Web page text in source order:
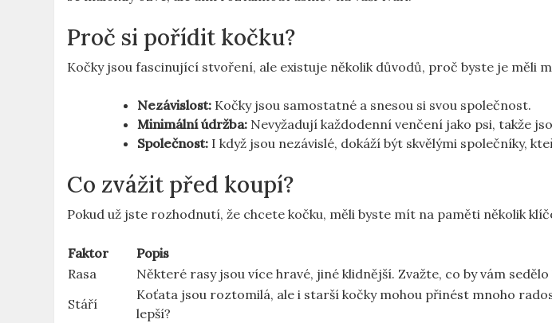
Proč si pořídit kočku?
Kočky jsou fascinující stvoření, ale existuje několik důvodů, proč byste je měli
Nezávislost: Kočky jsou samostatné a snesou si svou společnost.
Minimální údržba: Nevyžadují každodenní venčení jako psi, takže
Společnost: I když jsou nezávislé, dokáží být skvělými společníky,
Co zvážit před koupí?
Pokud už jste rozhodnutí, že chcete kočku, měli byste mít na paměti několik
Faktor
Popis
Rasa
Některé rasy jsou více hravé, jiné klidnější. Zvažte, co by vám sedělo
Stáří
Koťata jsou roztomilá, ale i starší kočky mohou přinést mnoho
lepší?